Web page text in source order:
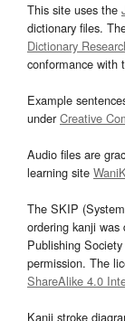
This site uses the
dictionary files.
Dictionary
conformance with
Example
underCreative
Audio files are
learning site
The SKIP
ordering kanji was
Publishing
permission. The
ShareAlike 4.0
Kanji stroke